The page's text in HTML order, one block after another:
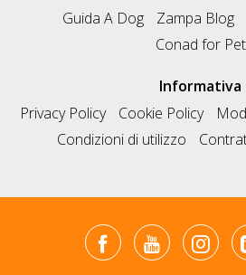
Guida A Dog
Zampa Blog
Conad for Pet
Informativa
Privacy Policy
Cookie Policy
Condizioni di utilizzo